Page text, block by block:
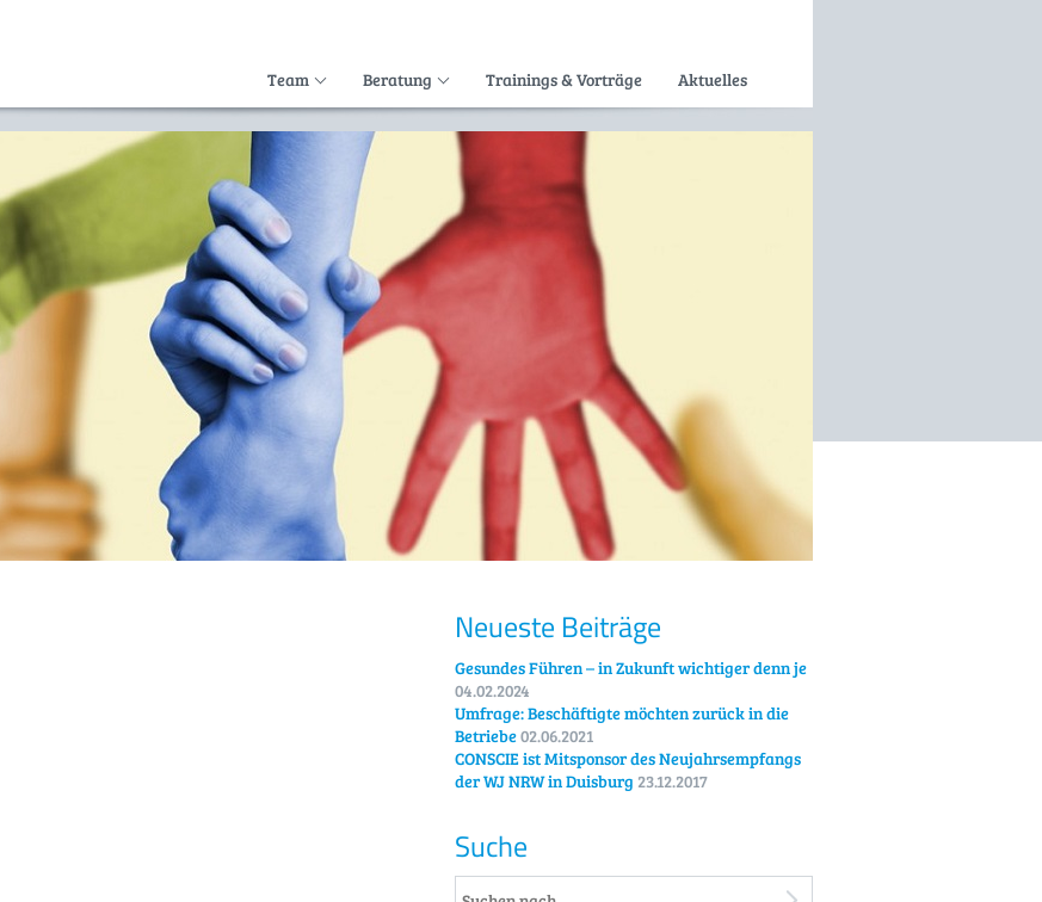
Team Beratung Trainings & Vorträge Aktuelles
Neueste Beiträge
Gesundes Führen – in Zukunft wichtiger denn je
04.02.2024
Umfrage: Beschäftigte möchten zurück in die
Betriebe02.06.2021
CONSCIE ist Mitsponsor des Neujahrsempfangs
der WJ NRW in Duisburg 23.12.2017
Suche